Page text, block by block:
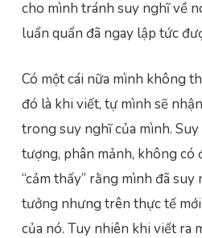
cho mình tránh suy nghĩ về
luẩn quẩn đã ngay lập tức
Có một cái nữa mình không
đó là khi viết, tự mình sẽ
trong suy nghĩ của mình.
tượng, phân mảnh, không có
“cảm thấy” rằng mình đã
tưởng nhưng trên thực tế
của nó. Tuy nhiên khi viết ra